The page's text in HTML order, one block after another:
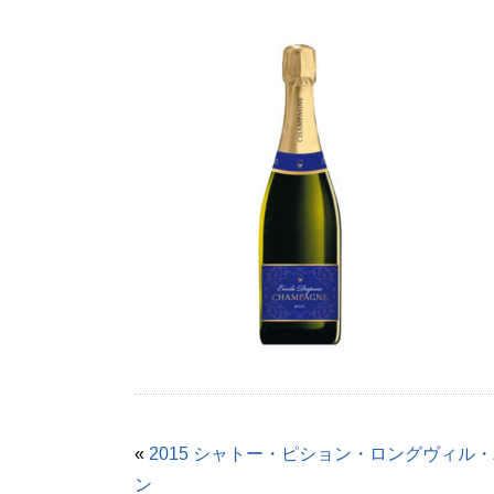
« 2015 シャトー・ピション・ロングヴィル
ン